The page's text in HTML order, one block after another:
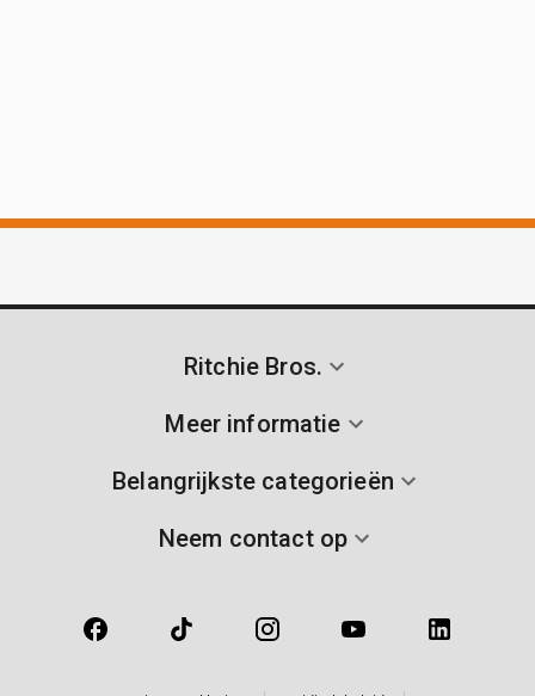
Ritchie Bros.
Meer informatie
Belangrijkste categorieën
Neem contact op